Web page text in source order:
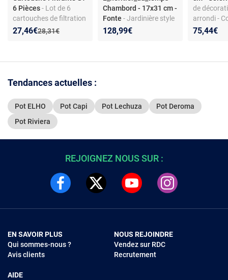
6 Pièces- Lot de 6
cartouches de filtration
pour Pure Spa - Intex
Ancien prix :
28,31€
Nouveau prix :
27,46€
Réduction de :
Chambord - 17x31 cm -
Fonte- Jardinière style
Chambord en fonte
128,99€
de
arrondi -
profond -
75,44€
Tendances actuelles :
Pot ELHO Pot Capi Pot Lechuza
Pot Deroma
Pot Riviera
REJOIGNEZ NOUS SUR :
EN SAVOIR PLUS
Qui sommes-nous ?
Avis clients
AIDE
NOUS REJOINDRE
Vendez sur RDC
Recrutement